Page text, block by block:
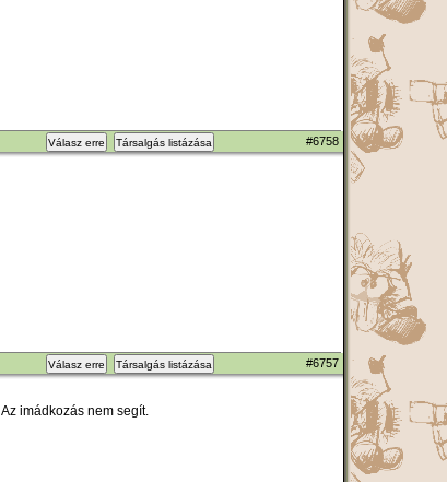
Válasz erre Társalgás listázása #6758
Válasz erre Társalgás listázása #6757
Az imádkozás nem segít.